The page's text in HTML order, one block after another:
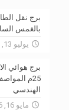
برج نقل
بالغمس
يوليو 13, 2026
برج هوائي
الهندسي
مايو 16, 2026